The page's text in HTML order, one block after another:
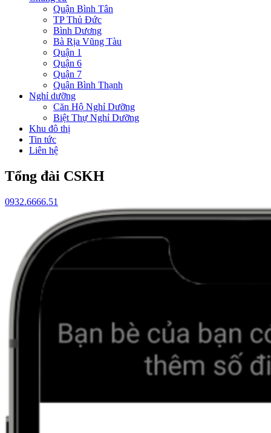
Quận Bình Tân
TP Thủ Đức
Bình Dương
Bà Rịa Vũng Tàu
Quận 1
Quận 6
Quận 7
Quận Bình Thạnh
Nghỉ dưỡng
Căn Hộ Nghỉ Dưỡng
Biệt Thự Nghỉ Dưỡng
Khu đô thị
Tin tức
Liên hệ
Tổng đài CSKH
0932.6666.51